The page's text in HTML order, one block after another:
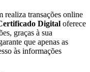
realiza transações online
Digital oferece
graças à sua
que apenas as
às informações